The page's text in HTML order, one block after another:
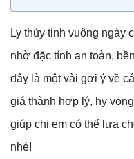
Ly thủy tinh vuông
nhờ đặc tính an toàn,
đây là một vài gợi ý về
giá thành hợp lý, hy
giúp chị em có thể lựa
nhé!